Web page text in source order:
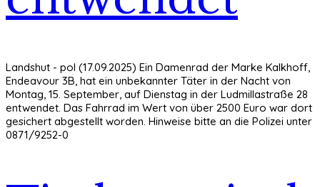
Landshut - pol (17.09.2025) Ein Damenrad der Marke Kalkhoff,
Endeavour 3B, hat ein unbekannter Täter in der Nacht von
Montag, 15. September, auf Dienstag in der Ludmillastraße 28
entwendet. Das Fahrrad im Wert von über 2500 Euro war dort
gesichert abgestellt worden. Hinweise bitte an die Polizei unter
0871/9252-0